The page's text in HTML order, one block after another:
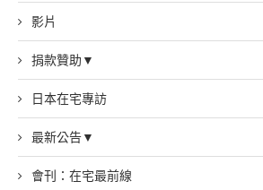
影片
捐款贊助▼
日本在宅專訪
最新公告▼
會刊：在宅最前線